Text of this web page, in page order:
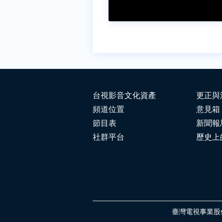
台視影音文化資產
頻道位置
節目表
社群平台
更正與
意見箱
新聞
歷史
臺灣電視事業